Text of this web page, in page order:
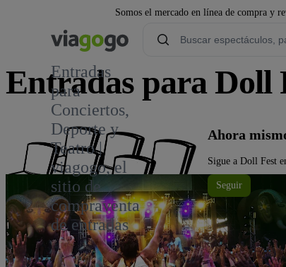
Somos el mercado en línea de compra y
Entradas
para
Conciertos,
Deporte y
Teatro |
viagogo, el
sitio de
compraventa
de entradas
Entradas para Doll
Ahora
Sigue a Doll Fest
Seguir